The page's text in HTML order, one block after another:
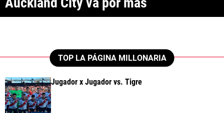
ANÁLISIS TÁCTICO
NOTICIAS
GUÍAS
TOP LA PÁGINA MILLONARIA
Jugador x Jugador vs. Tigre